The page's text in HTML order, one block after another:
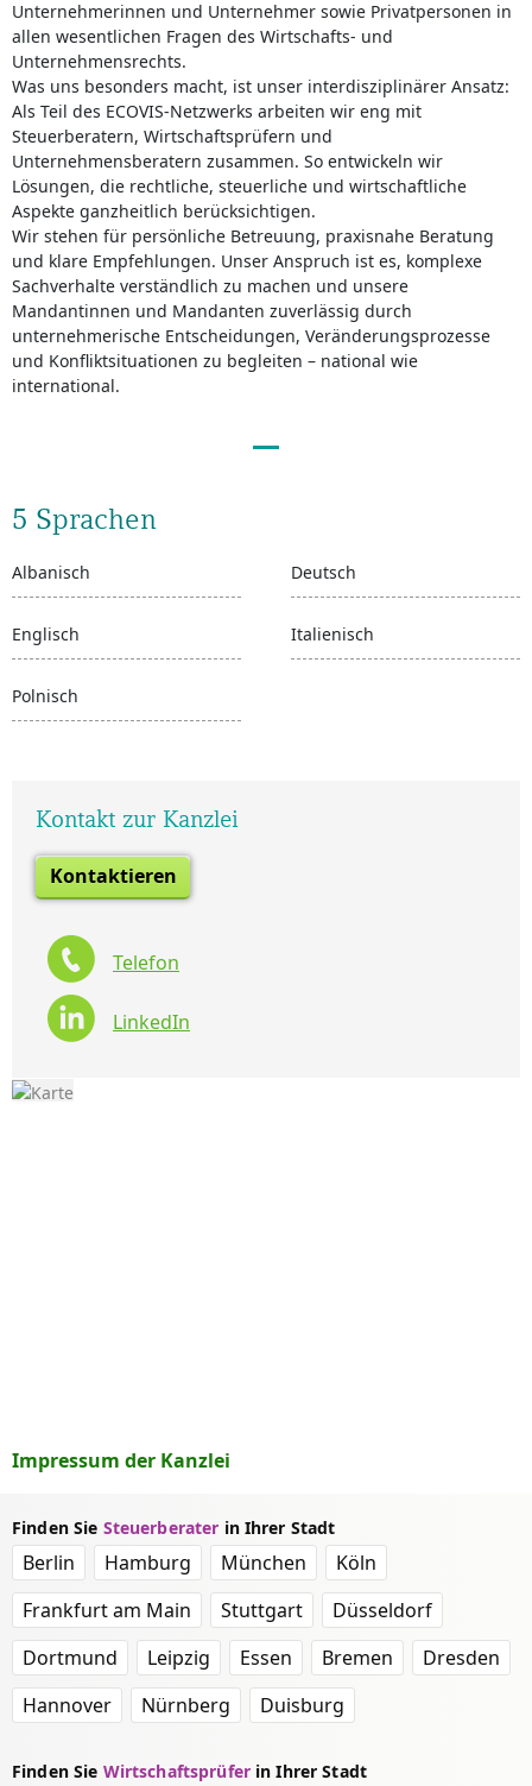
Unternehmerinnen und Unternehmer sowie Privatpersonen in
allen wesentlichen Fragen des Wirtschafts- und
Unternehmensrechts.
Was uns besonders macht, ist unser interdisziplinärer Ansatz:
Als Teil des ECOVIS-Netzwerks arbeiten wir eng mit
Steuerberatern, Wirtschaftsprüfern und
Unternehmensberatern zusammen. So entwickeln wir
Lösungen, die rechtliche, steuerliche und wirtschaftliche
Aspekte ganzheitlich berücksichtigen.
Wir stehen für persönliche Betreuung, praxisnahe Beratung
und klare Empfehlungen. Unser Anspruch ist es, komplexe
Sachverhalte verständlich zu machen und unsere
Mandantinnen und Mandanten zuverlässig durch
unternehmerische Entscheidungen, Veränderungsprozesse
und Konfliktsituationen zu begleiten – national wie
international.
5 Sprachen
Albanisch Deutsch
Englisch Italienisch
Polnisch
Kontakt zur Kanzlei
Kontaktieren
Telefon
LinkedIn
Impressum der Kanzlei
Finden Sie Steuerberater in Ihrer Stadt
Berlin Hamburg München
Köln
Frankfurt am Main
Stuttgart
Düsseldorf
Dortmund
Leipzig Essen Bremen
Dresden
Hannover
Nürnberg Duisburg
Finden Sie Wirtschaftsprüferin Ihrer Stadt